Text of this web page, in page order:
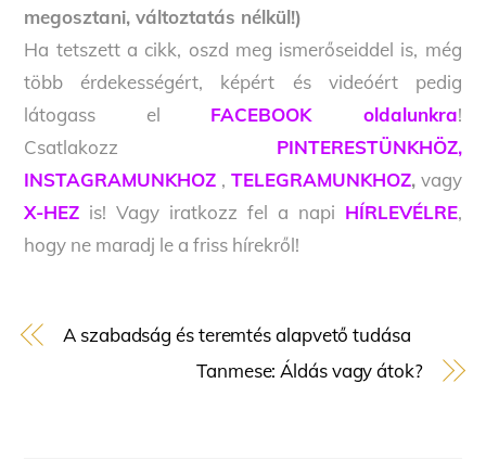
megosztani, változtatás nélkül!)
Ha tetszett a cikk, oszd meg ismerőseiddel is, még
több érdekességért, képért és videóért pedig
látogass el FACEBOOK oldalunkra!
Csatlakozz PINTERESTÜNKHÖZ,
INSTAGRAMUNKHOZ , TELEGRAMUNKHOZ,vagy
X-HEZ is! Vagy iratkozz fel a napi HÍRLEVÉLRE,
hogy ne maradj le a friss hírekről!
A szabadság és teremtés alapvető tudása
Tanmese: Áldás vagy átok?